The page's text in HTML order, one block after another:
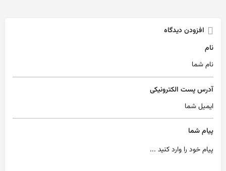
افزودن دیدگاه
نام
آدرس پست الکترونیکی
پیام شما